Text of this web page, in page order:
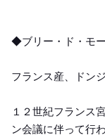
◆ブリー・ド・モ
フランス産、ドン
１２世紀フランス
ン会議に伴って行